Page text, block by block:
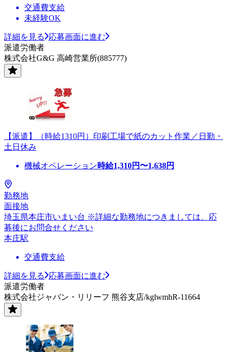
交通費支給
未経験OK
詳細を見る
応募画面に進む
派遣労働者
株式会社G&G 高崎営業所(885777)
【派遣】（時給1310円）印刷工場で紙のカット作業／日勤・
土日休み
機械オペレーション時給1,310円〜1,638円
勤務地
面接地
埼玉県本庄市いまい台 ※詳細な勤務地につきましては、応
募後にお問合せください
本庄駅
交通費支給
詳細を見る
応募画面に進む
派遣労働者
株式会社ジャパン・リリーフ 熊谷支店/kglwmhR-11664